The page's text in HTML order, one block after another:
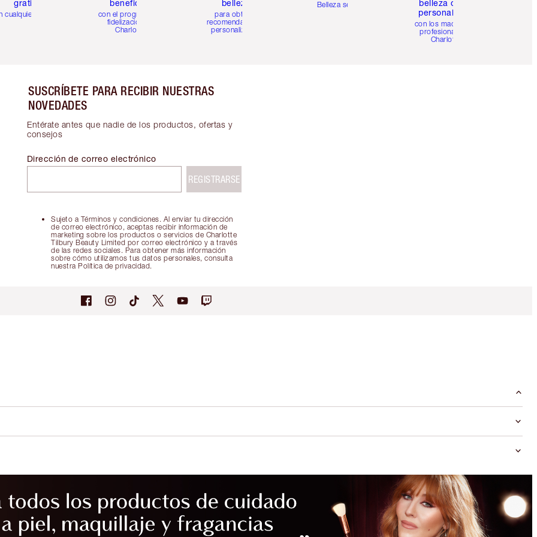
gratis
cualquier pedido
beneficios
con el programa de
fidelización de
Charlotte
belleza
para obtener
recomendaciones
personalizadas
Belleza sencilla
belleza online
personalizada
con los maquillistas
profesionales de
Charlotte.
SUSCRÍBETE PARA RECIBIR NUESTRAS
NOVEDADES
Entérate antes que nadie de los productos, ofertas y
consejos
Sujeto a Términos y condiciones. Al enviar tu dirección
de correo electrónico, aceptas recibir información de
marketing sobre los productos o servicios de Charlotte
Tilbury Beauty Limited por correo electrónico y a través
de las redes sociales. Para obtener más información
sobre cómo utilizamos tus datos personales, consulta
nuestra Política de privacidad.
Dirección de correo electrónico
REGISTRARSE